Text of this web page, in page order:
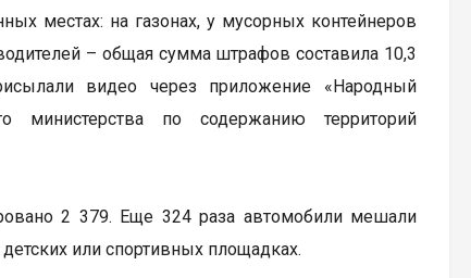
местах: на газонах, у мусорных контейнеров
– общая сумма штрафов составила 10,3
видео через приложение «Народный
министерства по содержанию территорий
2 379. Еще 324 раза автомобили мешали
или спортивных площадках.